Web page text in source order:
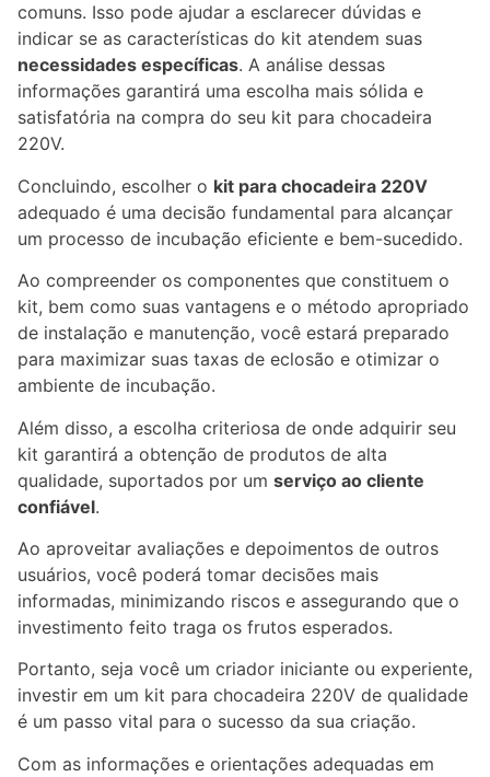
comuns. Isso pode ajudar a esclarecer dúvidas e
indicar se as características do kit atendem suas
necessidades específicas. A análise dessas
informações garantirá uma escolha mais sólida e
satisfatória na compra do seu kit para chocadeira
220V.
Concluindo, escolher o kit para chocadeira 220V
adequado é uma decisão fundamental para alcançar
um processo de incubação eficiente e bem-sucedido.
Ao compreender os componentes que constituem o
kit, bem como suas vantagens e o método apropriado
de instalação e manutenção, você estará preparado
para maximizar suas taxas de eclosão e otimizar o
ambiente de incubação.
Além disso, a escolha criteriosa de onde adquirir seu
kit garantirá a obtenção de produtos de alta
qualidade, suportados por um serviço ao cliente
confiável.
Ao aproveitar avaliações e depoimentos de outros
usuários, você poderá tomar decisões mais
informadas, minimizando riscos e assegurando que o
investimento feito traga os frutos esperados.
Portanto, seja você um criador iniciante ou experiente,
investir em um kit para chocadeira 220V de qualidade
é um passo vital para o sucesso da sua criação.
Com as informações e orientações adequadas em